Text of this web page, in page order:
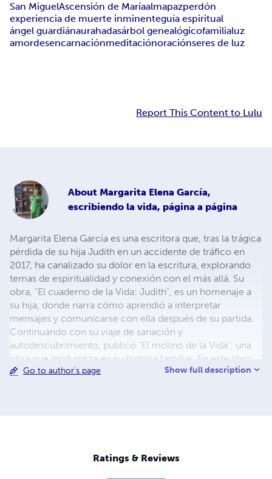
San MiguelAscensión de Maríaalmapazperdón
experiencia de muerte inminenteguía espiritual
ángel guardiánaurahadasárbol genealógicofamilialuz
amordesencarnaciónmeditaciónoraciónseres de luz
Report This Content to Lulu
About Margarita Elena García,
escribiendo la vida, página a página
Margarita Elena García es una escritora que, tras la trágica
pérdida de su hija Judith en un accidente de tráfico en
2017, ha canalizado su dolor en la escritura, explorando
temas de espiritualidad y conexión con el más allá. Su
obra, "El cuaderno de la Vida: Judith", es un homenaje a
su hija, donde narra cómo aprendió a interpretar
mensajes y comunicarse con ella después de su partida.
Continuando con su viaje de sanación y
autodescubrimiento, publicó "El molino de la Vida", una
obra que profundiza en su historia familiar. En este libro,
rinde homenaje a sus antepasados, con el propósito de
personal. Este libro recoge lo que ha aprendido sobre el
mundo cuántico, la energía del universo, y la conexión
Go to author's page Show full description
Ratings & Reviews